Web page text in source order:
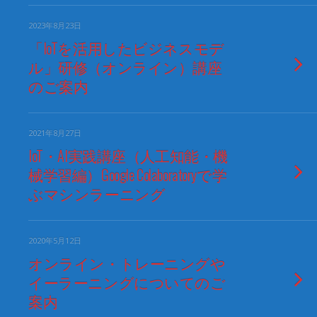
2023年8月23日
「IoTを活用したビジネスモデ
ル」研修（オンライン）講座
のご案内
2021年8月27日
IoT・AI実践講座（人工知能・機
械学習編）Google Colaboratoryで学
ぶマシンラーニング
2020年5月12日
オンライン・トレーニングや
イーラーニングについてのご
案内